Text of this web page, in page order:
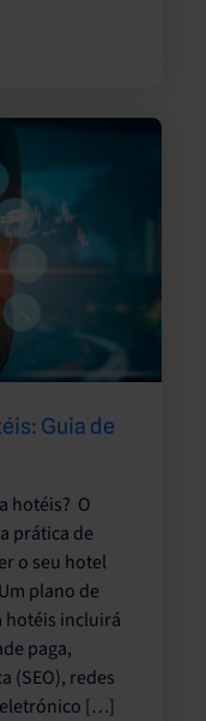
Guia de
hotéis? O
prática de
o seu hotel
plano de
incluirá
paga,
(SEO), redes
eletrónico […]